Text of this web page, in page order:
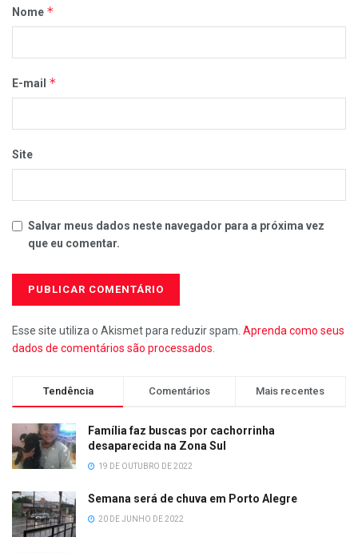
Nome *
E-mail *
Site
Salvar meus dados neste navegador para a próxima vez
que eu comentar.
Esse site utiliza o Akismet para reduzir spam. Aprenda como seus
dados de comentários são processados
Tendência Comentários Mais recentes
Família faz buscas por cachorrinha
desaparecida na Zona Sul
19 DE OUTUBRO DE 2022
Semana será de chuva em Porto Alegre
20 DE JUNHO DE 2022